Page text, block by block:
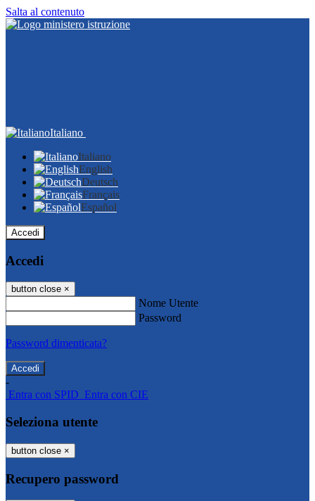
Salta al contenuto
Italiano
Italiano
English
Deutsch
Français
Español
Accedi
Accedi
button close ×
Nome Utente
Password
Password dimenticata?
-
Entra con SPID Entra con CIE
Seleziona utente
button close ×
Recupero password